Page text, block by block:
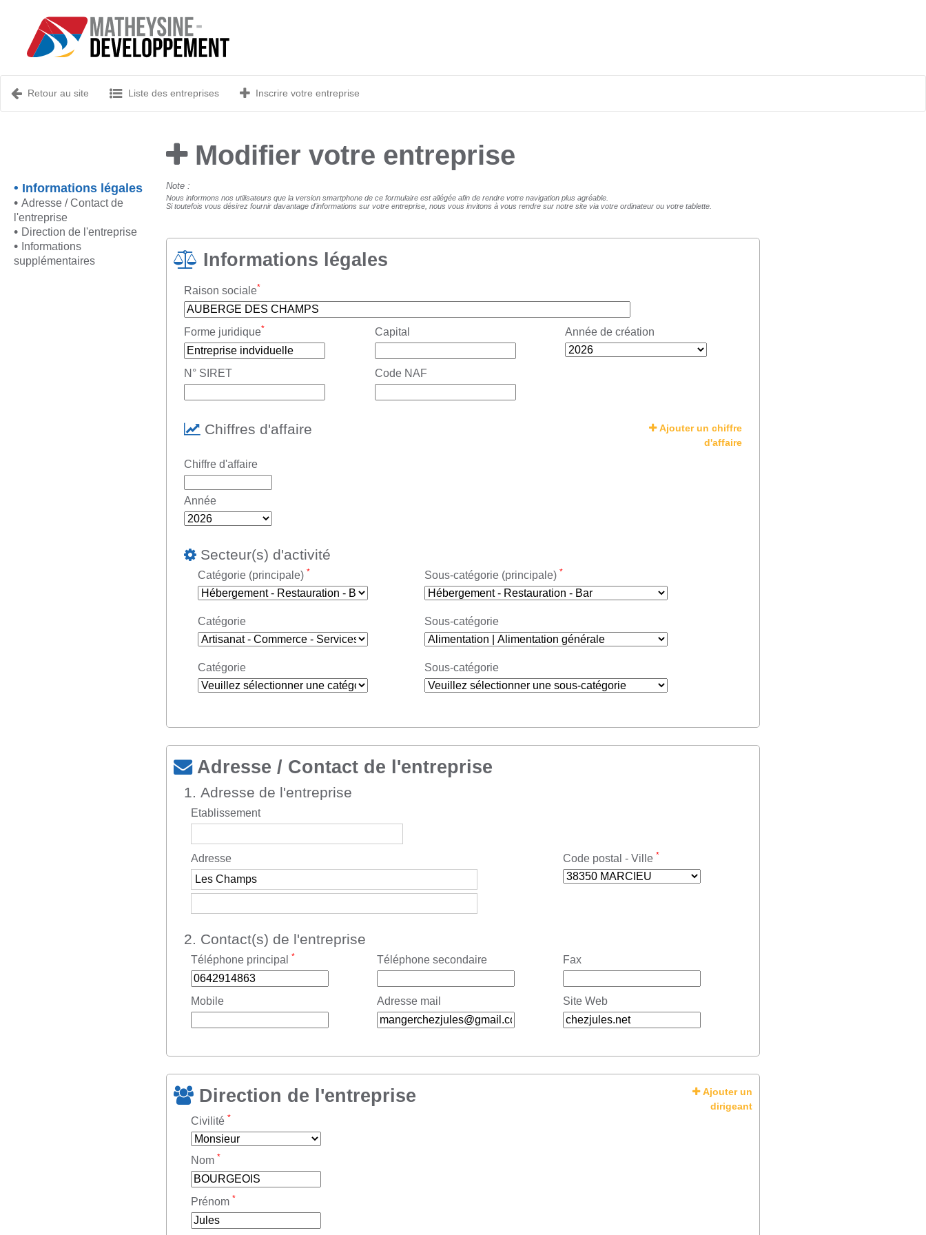
Retour au site Liste des entreprises Inscrire votre entreprise
Modifier votre entreprise
Informations légales
Adresse / Contact de
l'entreprise
Direction de l'entreprise
Informations
supplémentaires
Note :
Nous informons nos utilisateurs que la version smartphone de ce formulaire est allégée afin de rendre votre navigation plus agréable.
Si toutefois vous désirez fournir davantage d'informations sur votre entreprise, nous vous invitons à vous rendre sur notre site via votre ordinateur ou votre tablette.
Informations légales
Raison sociale*
Forme juridique* Capital Année de création
N° SIRET Code NAF
Chiffres d'affaire
Ajouter un chiffre
d'affaire
Chiffre d'affaire
Année
Secteur(s) d'activité
Catégorie (principale) * Sous-catégorie (principale) *
Catégorie Sous-catégorie
Catégorie Sous-catégorie
Adresse / Contact de l'entreprise
1. Adresse de l'entreprise
Etablissement
Adresse Code postal - Ville *
2. Contact(s) de l'entreprise
Téléphone principal * Téléphone secondaire Fax
Mobile Adresse mail Site Web
Direction de l'entreprise
Ajouter un
dirigeant
Civilité *
Nom *
Prénom *